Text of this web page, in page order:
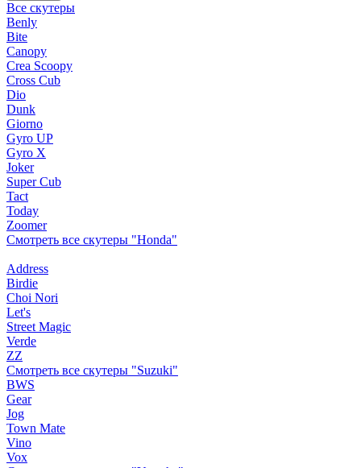
Все скутеры
Benly
Bite
Canopy
Crea Scoopy
Cross Cub
Dio
Dunk
Giorno
Gyro UP
Gyro X
Joker
Super Cub
Tact
Today
Zoomer
Смотреть все скутеры "Honda"
Address
Birdie
Choi Nori
Let's
Street Magic
Verde
ZZ
Смотреть все скутеры "Suzuki"
BWS
Gear
Jog
Town Mate
Vino
Vox